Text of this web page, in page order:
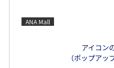
ANA Mall
アイコン
（ポップアッ